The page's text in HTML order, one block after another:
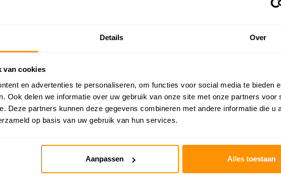
Details Over
van cookies
en advertenties te personaliseren, om functies voor social media te bieden
Ook delen we informatie over uw gebruik van onze site met onze partners voor
Deze partners kunnen deze gegevens combineren met andere informatie die u
op basis van uw gebruik van hun services.
Aanpassen Alles toestaan
nodig?